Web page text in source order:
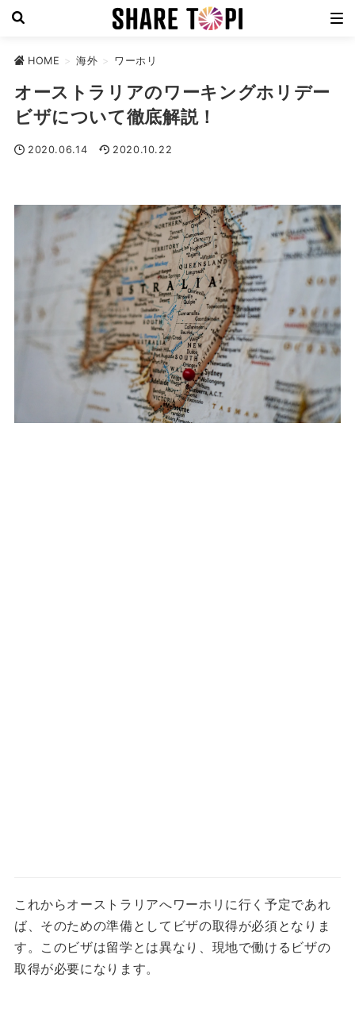
HOME > 海外 > ワーホリ
オーストラリアのワーキングホリデー
ビザについて徹底解説！
2020.06.14 2020.10.22
これからオーストラリアへワーホリに行く予定であれ
ば、そのための準備としてビザの取得が必須となりま
す。 このビザは留学とは異なり、現地で働けるビザの
取得が必要になります。